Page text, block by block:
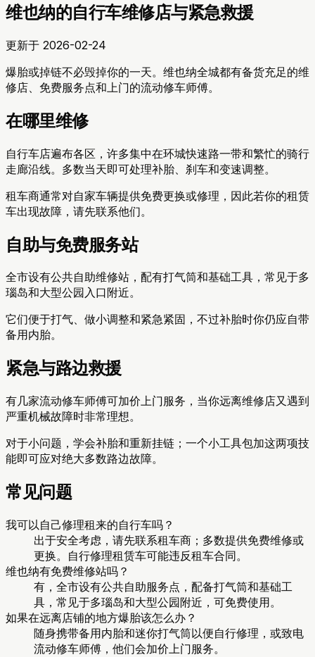
维也纳的自行车维修店与紧急救援
更新于 2026-02-24
爆胎或掉链不必毁掉你的一天。维也纳全城都有备货充足的维
修店、免费服务点和上门的流动修车师傅。
在哪里维修
自行车店遍布各区，许多集中在环城快速路一带和繁忙的骑行
走廊沿线。多数当天即可处理补胎、刹车和变速调整。
租车商通常对自家车辆提供免费更换或修理，因此若你的租赁
车出现故障，请先联系他们。
自助与免费服务站
全市设有公共自助维修站，配有打气筒和基础工具，常见于多
瑙岛和大型公园入口附近。
它们便于打气、做小调整和紧急紧固，不过补胎时你仍应自带
备用内胎。
紧急与路边救援
有几家流动修车师傅可加价上门服务，当你远离维修店又遇到
严重机械故障时非常理想。
对于小问题，学会补胎和重新挂链；一个小工具包加这两项技
能即可应对绝大多数路边故障。
常见问题
我可以自己修理租来的自行车吗？
出于安全考虑，请先联系租车商；多数提供免费维修或
更换。自行修理租赁车可能违反租车合同。
维也纳有免费维修站吗？
有，全市设有公共自助服务点，配备打气筒和基础工
具，常见于多瑙岛和大型公园附近，可免费使用。
如果在远离店铺的地方爆胎该怎么办？
随身携带备用内胎和迷你打气筒以便自行修理，或致电
流动修车师傅，他们会加价上门服务。